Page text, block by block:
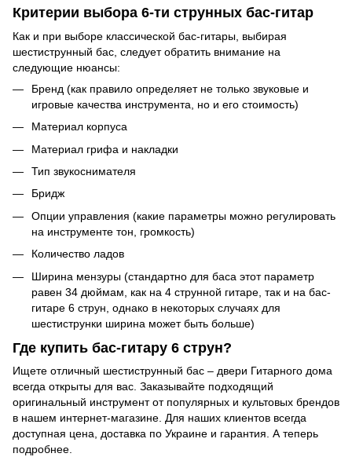
Критерии выбора 6-ти струнных бас-гитар
Как и при выборе классической бас-гитары, выбирая
шестиструнный бас, следует обратить внимание на
следующие нюансы:
Бренд (как правило определяет не только звуковые и
игровые качества инструмента, но и его стоимость)
Материал корпуса
Материал грифа и накладки
Тип звукоснимателя
Бридж
Опции управления (какие параметры можно регулировать
на инструменте тон, громкость)
Количество ладов
Ширина мензуры (стандартно для баса этот параметр
равен 34 дюймам, как на 4 струнной гитаре, так и на бас-
гитаре 6 струн, однако в некоторых случаях для
шестиструнки ширина может быть больше)
Где купить бас-гитару 6 струн?
Ищете отличный шестиструнный бас – двери Гитарного дома
всегда открыты для вас. Заказывайте подходящий
оригинальный инструмент от популярных и культовых брендов
в нашем интернет-магазине. Для наших клиентов всегда
доступная цена, доставка по Украине и гарантия. А теперь
подробнее.